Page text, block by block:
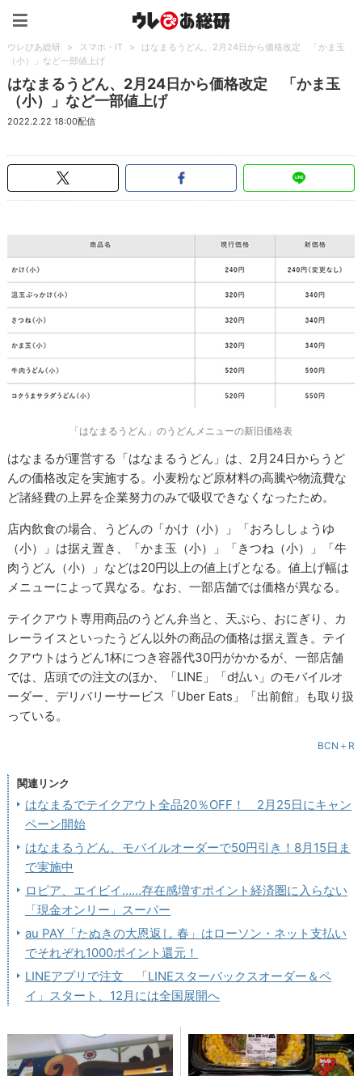
ウレぴあ総研 > スマホ・IT >
はなまるうどん、2月24日から価格改定 「かま玉
（小）」など一部値上げ
はなまるうどん、2月24日から価格改定 「かま玉
（小）」など一部値上げ
2022.2.22 18:00配信
「はなまるうどん」のうどんメニューの新旧価格表
はなまるが運営する「はなまるうどん」は、2月24日からうど
んの価格改定を実施する。小麦粉など原材料の高騰や物流費な
ど諸経費の上昇を企業努力のみで吸収できなくなったため。
店内飲食の場合、うどんの「かけ（小）」「おろししょうゆ
（小）」は据え置き、「かま玉（小）」「きつね（小）」「牛
肉うどん（小）」などは20円以上の値上げとなる。値上げ幅は
メニューによって異なる。なお、一部店舗では価格が異なる。
テイクアウト専用商品のうどん弁当と、天ぷら、おにぎり、カ
レーライスといったうどん以外の商品の価格は据え置き。テイ
クアウトはうどん1杯につき容器代30円がかかるが、一部店舗
では、店頭での注文のほか、「LINE」「d払い」のモバイルオ
ーダー、デリバリーサービス「Uber Eats」「出前館」も取り扱
っている。
BCN＋R
関連リンク
はなまるでテイクアウト全品20％OFF！ 2月25日にキャン
ペーン開始
はなまるうどん、モバイルオーダーで50円引き！8月15日ま
で実施中
ロピア、エイビイ……存在感増すポイント経済圏に入らない
「現金オンリー」スーパー
au PAY「たぬきの大恩返し 春」はローソン・ネット支払い
でそれぞれ1000ポイント還元！
LINEアプリで注文 「LINEスターバックスオーダー＆ペ
イ」スタート、12月には全国展開へ